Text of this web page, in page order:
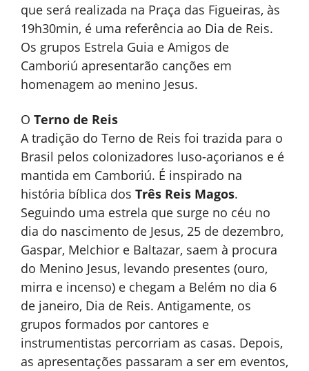
que será realizada na Praça das Figueiras, às
19h30min, é uma referência ao Dia de Reis.
Os grupos Estrela Guia e Amigos de
Camboriú apresentarão canções em
homenagem ao menino Jesus.
O Terno de Reis
A tradição do Terno de Reis foi trazida para o
Brasil pelos colonizadores luso-açorianos e é
mantida em Camboriú. É inspirado na
história bíblica dos Três Reis Magos.
Seguindo uma estrela que surge no céu no
dia do nascimento de Jesus, 25 de dezembro,
Gaspar, Melchior e Baltazar, saem à procura
do Menino Jesus, levando presentes (ouro,
mirra e incenso) e chegam a Belém no dia 6
de janeiro, Dia de Reis. Antigamente, os
grupos formados por cantores e
instrumentistas percorriam as casas. Depois,
as apresentações passaram a ser em eventos,